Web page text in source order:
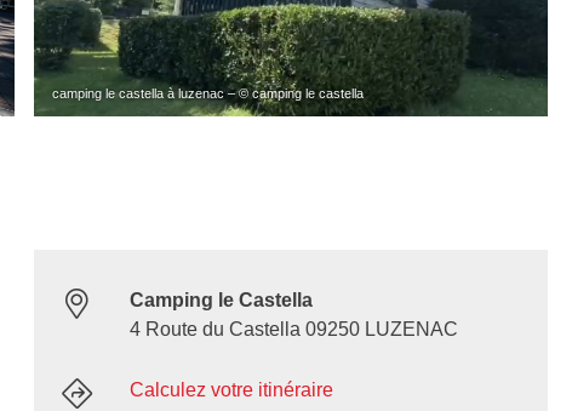
camping le castella à luzenac – © camping le castella
Camping le Castella
4 Route du Castella 09250 LUZENAC
Calculez votre itinéraire